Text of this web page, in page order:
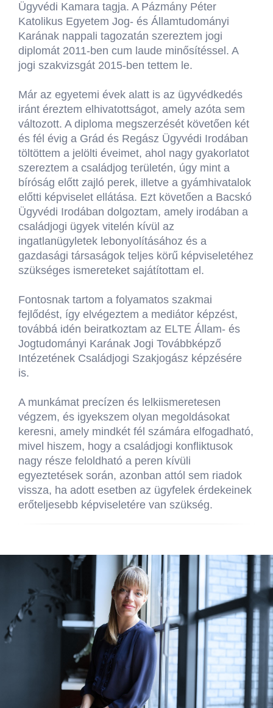
Ügyvédi Kamara tagja. A Pázmány Péter
Katolikus Egyetem Jog- és Államtudományi
Karának nappali tagozatán szereztem jogi
diplomát 2011-ben cum laude minősítéssel. A
jogi szakvizsgát 2015-ben tettem le.
Már az egyetemi évek alatt is az ügyvédkedés
iránt éreztem elhivatottságot, amely azóta sem
változott. A diploma megszerzését követően két
és fél évig a Grád és Regász Ügyvédi Irodában
töltöttem a jelölti éveimet, ahol nagy gyakorlatot
szereztem a családjog területén, úgy mint a
bíróság előtt zajló perek, illetve a gyámhivatalok
előtti képviselet ellátása. Ezt követően a Bacskó
Ügyvédi Irodában dolgoztam, amely irodában a
családjogi ügyek vitelén kívül az
ingatlanügyletek lebonyolításához és a
gazdasági társaságok teljes körű képviseletéhez
szükséges ismereteket sajátítottam el.
Fontosnak tartom a folyamatos szakmai
fejlődést, így elvégeztem a mediátor képzést,
továbbá idén beiratkoztam az ELTE Állam- és
Jogtudományi Karának Jogi Továbbképző
Intézetének Családjogi Szakjogász képzésére
is.
A munkámat precízen és lelkiismeretesen
végzem, és igyekszem olyan megoldásokat
keresni, amely mindkét fél számára elfogadható,
mivel hiszem, hogy a családjogi konfliktusok
nagy része feloldható a peren kívüli
egyeztetések során, azonban attól sem riadok
vissza, ha adott esetben az ügyfelek érdekeinek
erőteljesebb képviseletére van szükség.